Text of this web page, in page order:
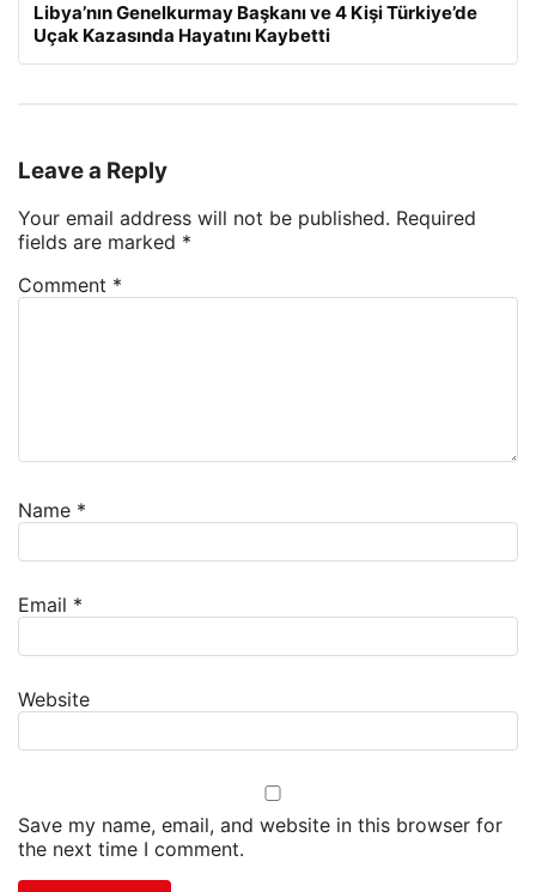
Libya’nın Genelkurmay Başkanı ve 4 Kişi Türkiye’de
Uçak Kazasında Hayatını Kaybetti
Leave a Reply
Your email address will not be published. Required
fields are marked *
Comment *
Name *
Email *
Website
Save my name, email, and website in this browser for
the next time I comment.